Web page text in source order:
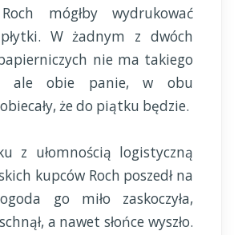
mógłby wydrukować
W żadnym z dwóch
nie ma takiego
ale obie panie, w obu
że do piątku będzie.
z ułomnością logistyczną
kupców Roch poszedł na
go miło zaskoczyła,
a nawet słońce wyszło.